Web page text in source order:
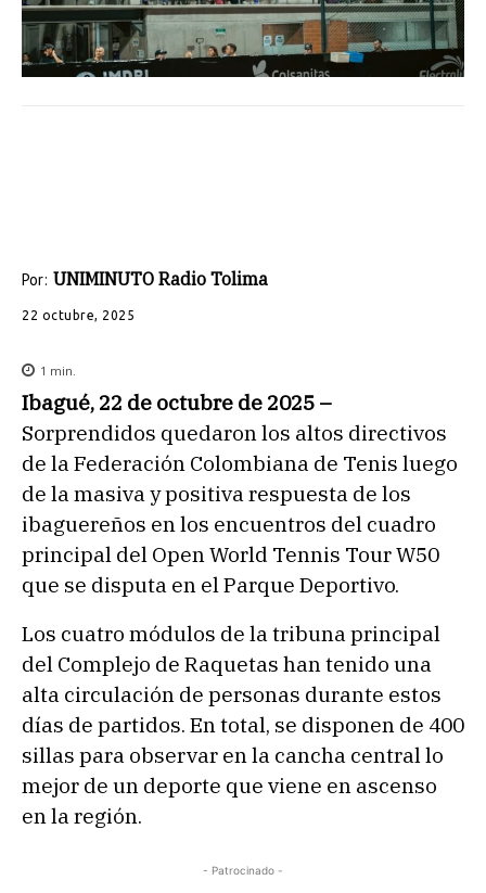
Por: UNIMINUTO Radio Tolima
22 octubre, 2025
1 min.
Ibagué, 22 de octubre de 2025 –
Sorprendidos quedaron los altos directivos
de la Federación Colombiana de Tenis luego
de la masiva y positiva respuesta de los
ibaguereños en los encuentros del cuadro
principal del Open World Tennis Tour W50
que se disputa en el Parque Deportivo.
Los cuatro módulos de la tribuna principal
del Complejo de Raquetas han tenido una
alta circulación de personas durante estos
días de partidos. En total, se disponen de 400
sillas para observar en la cancha central lo
mejor de un deporte que viene en ascenso
en la región.
- Patrocinado -